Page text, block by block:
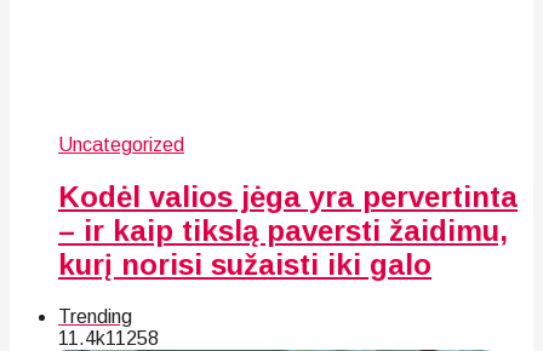
Uncategorized
Kodėl valios jėga yra pervertinta
– ir kaip tikslą paversti žaidimu,
kurį norisi sužaisti iki galo
Trending
11.4k11258